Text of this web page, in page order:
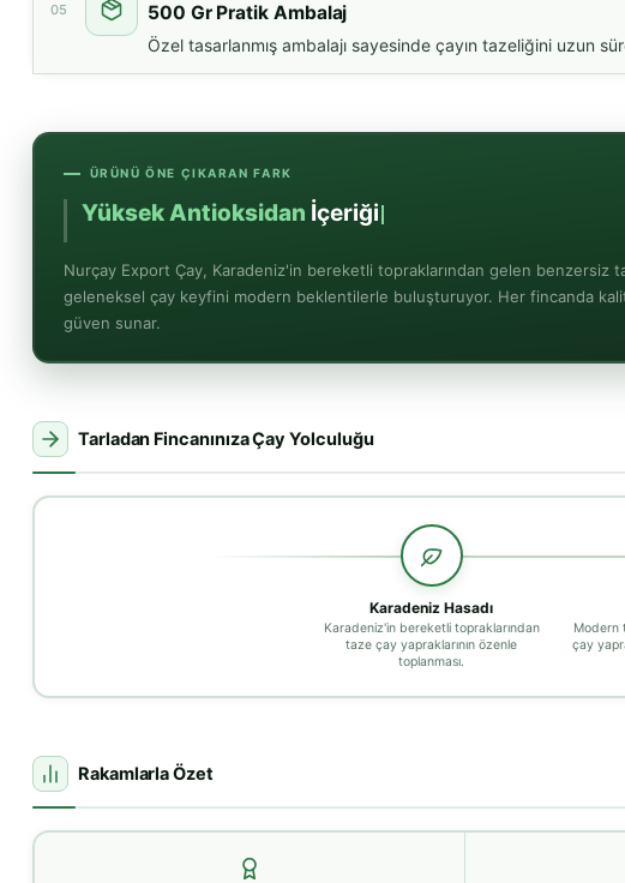
05 500 Gr Pratik Ambalaj
Özel tasarlanmış ambalajı sayesinde çayın tazeliğini uzun
ÜRÜNÜ ÖNE ÇIKARAN FARK
Yüksek Antioksidan İçeriği
Nurçay Export Çay, Karadeniz'in bereketli topraklarından gelen benzersiz
geleneksel çay keyfini modern beklentilerle buluşturuyor. Her fincanda
güven sunar.
Tarladan Fincanınıza Çay Yolculuğu
Karadeniz Hasadı
Karadeniz'in bereketli topraklarından
taze çay yapraklarının özenle
toplanması.
Modern
çay
Rakamlarla Özet